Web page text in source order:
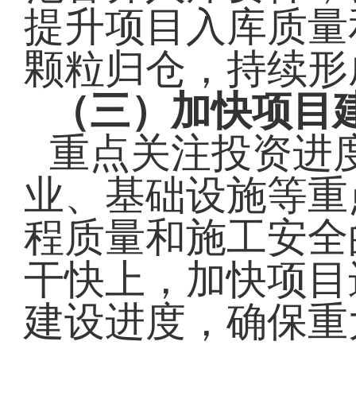
提升项目入库质
颗粒归仓，持续
（三）加快项目
重点关注投资进
业、基础设施等
程质量和施工安
干快上，加快项
建设进度，确保